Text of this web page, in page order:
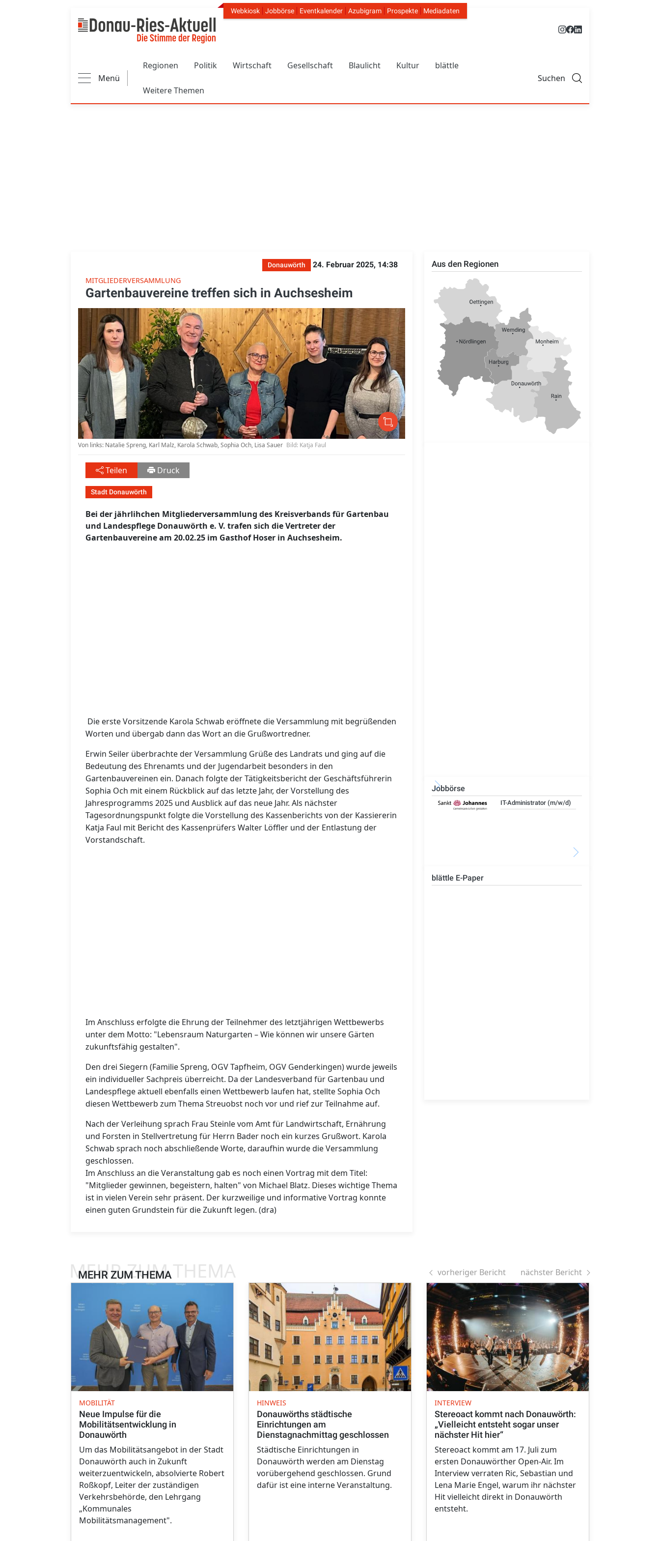
Header Navigation
Webkiosk Jobbörse Eventkalender Azubigram Prospekte Mediadaten
Menü
Regionen Politik Wirtschaft Gesellschaft Blaulicht Kultur blättle
Weitere Themen
Suchen
Donauwörth
24. Februar 2025, 14:38
MITGLIEDERVERSAMMLUNG
Gartenbauvereine treffen sich in Auchsesheim
Von links: Natalie Spreng, Karl Malz, Karola Schwab, Sophia Och, Lisa Sauer Bild: Katja Faul
Teilen Druck
Stadt Donauwörth
Bei der jährlihchen Mitgliederversammlung des Kreisverbands für Gartenbau
und Landespflege Donauwörth e. V. trafen sich die Vertreter der
Gartenbauvereine am 20.02.25 im Gasthof Hoser in Auchsesheim.
Die erste Vorsitzende Karola Schwab eröffnete die Versammlung mit begrüßenden
Worten und übergab dann das Wort an die Grußwortredner.
Erwin Seiler überbrachte der Versammlung Grüße des Landrats und ging auf die
Bedeutung des Ehrenamts und der Jugendarbeit besonders in den
Gartenbauvereinen ein. Danach folgte der Tätigkeitsbericht der Geschäftsführerin
Sophia Och mit einem Rückblick auf das letzte Jahr, der Vorstellung des
Jahresprogramms 2025 und Ausblick auf das neue Jahr. Als nächster
Tagesordnungspunkt folgte die Vorstellung des Kassenberichts von der Kassiererin
Katja Faul mit Bericht des Kassenprüfers Walter Löffler und der Entlastung der
Vorstandschaft.
Im Anschluss erfolgte die Ehrung der Teilnehmer des letztjährigen Wettbewerbs
unter dem Motto: "Lebensraum Naturgarten – Wie können wir unsere Gärten
zukunftsfähig gestalten".
Den drei Siegern (Familie Spreng, OGV Tapfheim, OGV Genderkingen) wurde jeweils
ein individueller Sachpreis überreicht. Da der Landesverband für Gartenbau und
Landespflege aktuell ebenfalls einen Wettbewerb laufen hat, stellte Sophia Och
diesen Wettbewerb zum Thema Streuobst noch vor und rief zur Teilnahme auf.
Nach der Verleihung sprach Frau Steinle vom Amt für Landwirtschaft, Ernährung
und Forsten in Stellvertretung für Herrn Bader noch ein kurzes Grußwort. Karola
Schwab sprach noch abschließende Worte, daraufhin wurde die Versammlung
geschlossen.
Im Anschluss an die Veranstaltung gab es noch einen Vortrag mit dem Titel:
"Mitglieder gewinnen, begeistern, halten" von Michael Blatz. Dieses wichtige Thema
ist in vielen Verein sehr präsent. Der kurzweilige und informative Vortrag konnte
einen guten Grundstein für die Zukunft legen. (dra)
Aus den Regionen
Jobbörse
IT-Administrator (m/w/d)
blättle E-Paper
MEHR ZUM THEMA
MEHR ZUM THEMA vorheriger Bericht nächster Bericht
MOBILITÄT
Neue Impulse für die
Mobilitätsentwicklung in
Donauwörth
Um das Mobilitätsangebot in der Stadt
Donauwörth auch in Zukunft
weiterzuentwickeln, absolvierte Robert
Roßkopf, Leiter der zuständigen
Verkehrsbehörde, den Lehrgang
„Kommunales
Mobilitätsmanagement".
HINWEIS
Donauwörths städtische
Einrichtungen am
Dienstagnachmittag geschlossen
Städtische Einrichtungen in
Donauwörth werden am Dienstag
vorübergehend geschlossen. Grund
dafür ist eine interne Veranstaltung.
INTERVIEW
Stereoact kommt nach Donauwörth:
„Vielleicht entsteht sogar unser
nächster Hit hier“
Stereoact kommt am 17. Juli zum
ersten Donauwörther Open-Air. Im
Interview verraten Ric, Sebastian und
Lena Marie Engel, warum ihr nächster
Hit vielleicht direkt in Donauwörth
entsteht.